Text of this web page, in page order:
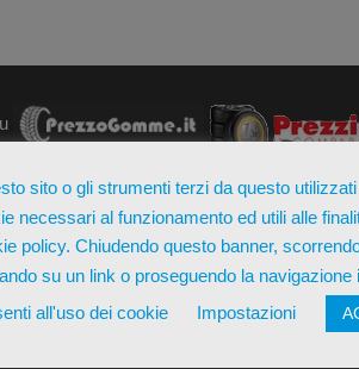
11/9 | P.IVA 01423940772 | REA MT-
sito o gli strumenti terzi da questo
necessari al funzionamento ed utili alle
policy. Chiudendo questo banner,
su un link o proseguendo la navigazione
all'uso dei cookie
Impostazioni